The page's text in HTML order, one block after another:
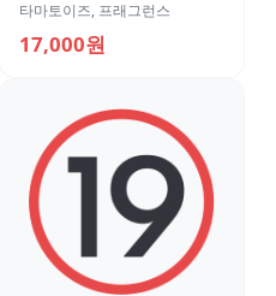
타마토이즈, 프래그런스
17,000원